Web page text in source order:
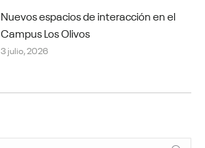
Nuevos espacios de interacción en el
Campus Los Olivos
3 julio, 2026